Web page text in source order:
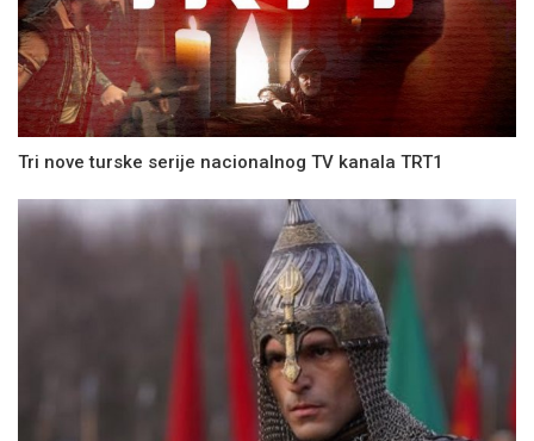
Tri nove turske serije nacionalnog TV kanala TRT1